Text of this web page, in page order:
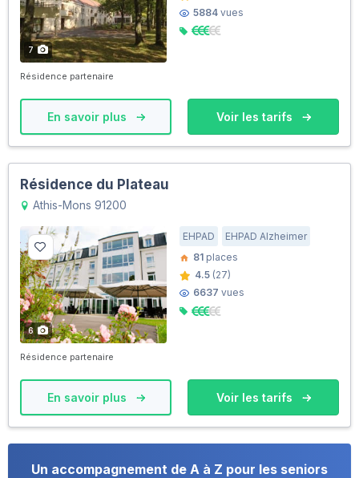
7
5884 vues
Résidence partenaire
En savoir plus Voir les tarifs
Résidence du Plateau
Athis-Mons 91200
6
EHPAD
EHPAD Alzheimer
81 places
4.5 (27)
6637 vues
Résidence partenaire
En savoir plus Voir les tarifs
Un accompagnement de A à Z pour les seniors